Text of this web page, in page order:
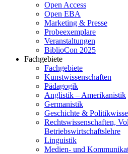
Open Access
Open EBA
Marketing & Presse
Probeexemplare
Veranstaltungen
BiblioCon 2025
Fachgebiete
Fachgebiete
Kunstwissenschaften
Pädagogik
Anglistik – Amerikanistik
Germanistik
Geschichte &
Rechtswissenschaften,
Betriebswirtschaftslehre
Linguistik
Medien- und